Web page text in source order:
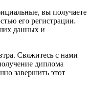
вы получаете
его регистрации.
данных и
Свяжитесь с нами
диплома
завершить этот